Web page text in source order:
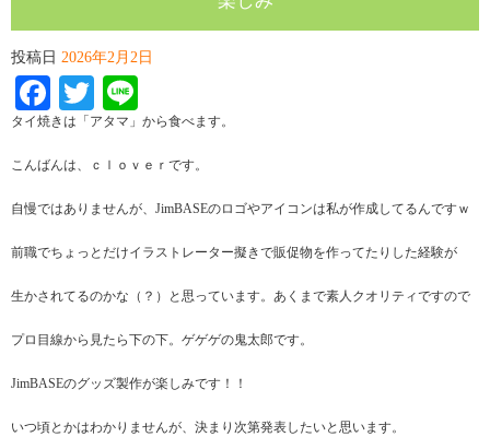
投稿日 2026年2月2日
Facebook
Twitter
タイ焼きは「アタマ」から食べます。
こんばんは、ｃｌｏｖｅｒです。
自慢ではありませんが、JimBASEのロゴやアイコンは私が作成してるんですｗ
前職でちょっとだけイラストレーター擬きで販促物を作ってたりした経験が
生かされてるのかな（？）と思っています。あくまで素人クオリティですので
プロ目線から見たら下の下。ゲゲゲの鬼太郎です。
JimBASEのグッズ製作が楽しみです！！
いつ頃とかはわかりませんが、決まり次第発表したいと思います。